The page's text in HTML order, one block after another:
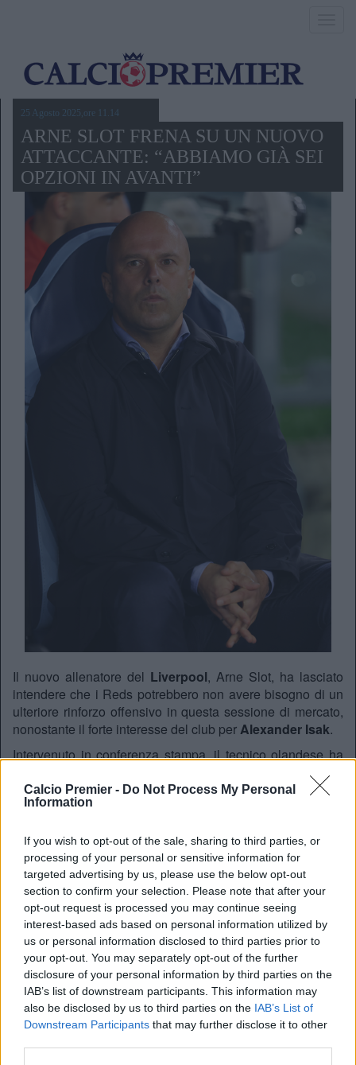
Calcio Premier - Do Not Process My Personal
Information
If you wish to opt-out of the sale, sharing to third parties, or
processing of your personal or sensitive information for
targeted advertising by us, please use the below opt-out
section to confirm your selection. Please note that after your
opt-out request is processed you may continue seeing
interest-based ads based on personal information utilized by
us or personal information disclosed to third parties prior to
your opt-out. You may separately opt-out of the further
disclosure of your personal information by third parties on the
IAB’s list of downstream participants. This information may
also be disclosed by us to third parties on the IAB’s List of
Downstream Participants that may further disclose it to other
25 Agosto 2025,ore 11.14
ARNE SLOT FRENA SU UN NUOVO
ATTACCANTE: “ABBIAMO GIÀ SEI
OPZIONI IN AVANTI”
Il nuovo allenatore del Liverpool, Arne Slot, ha lasciato
intendere che i Reds potrebbero non avere bisogno di un
ulteriore rinforzo offensivo in questa sessione di mercato,
nonostante il forte interesse del club perAlexander Isak.
Intervenuto in conferenza stampa, il tecnico olandese ha
spiegato come, nonostante le partenze e i cambiamenti in
attacco, la sua rosa disponga già di alternative sufficienti:
considera Florian Wirtz anche come opzione
offensiva, si possono avere cinque attaccanti
disponibili. Abbiamo venduto Darwin, abbiamo
preso Hugo, Luis se n’è andato, ma forse si può
pensare a Florian come suo sostituto. Poi c’è
Jeremie Frimpong che, quando sarà in forma, è
sicuramente un’opzione per giocare anche come
ala. Quindi finiamo con sei giocatori per tre
posizioni.
Slot ha sottolineato in particolare la duttilità diFlorian
Wirtz, pronto a ricoprire più ruoli: